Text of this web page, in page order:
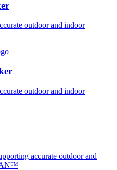
outdoor and indoor
outdoor and indoor
accurate outdoor and